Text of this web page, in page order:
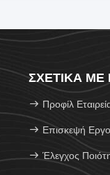
ΣΧΕΤΙΚΆ ΜΕ
Προφίλ
Επισκεψή
Έλεγχος